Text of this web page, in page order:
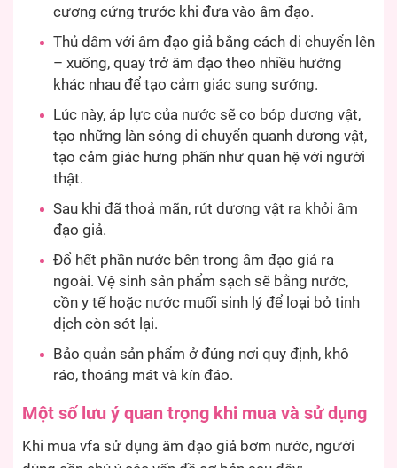
cương cứng trước khi đưa vào âm đạo.
Thủ dâm với âm đạo giả bằng cách di chuyển lên
– xuống, quay trở âm đạo theo nhiều hướng
khác nhau để tạo cảm giác sung sướng.
Lúc này, áp lực của nước sẽ co bóp dương vật,
tạo những làn sóng di chuyển quanh dương vật,
tạo cảm giác hưng phấn như quan hệ với người
thật.
Sau khi đã thoả mãn, rút dương vật ra khỏi âm
đạo giả.
Đổ hết phần nước bên trong âm đạo giả ra
ngoài. Vệ sinh sản phẩm sạch sẽ bằng nước,
cồn y tế hoặc nước muối sinh lý để loại bỏ tinh
dịch còn sót lại.
Bảo quản sản phẩm ở đúng nơi quy định, khô
ráo, thoáng mát và kín đáo.
Một số lưu ý quan trọng khi mua và sử dụng
Khi mua vfa sử dụng âm đạo giả bơm nước, người